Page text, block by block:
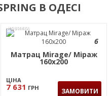
В ОДЕСІ
НОВИНКА
6
Матрац Mirage/ Міраж
160х200
ЦІНА
7 631 ГРН ЗАМОВИТИ